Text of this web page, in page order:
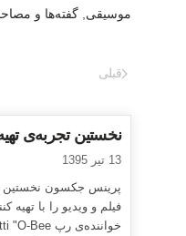
موسیقی گفته‌ها و
قبلی
نخستین تجربه‌ی
13 تیر 1395
پرینس جکسون نخستین
فیلم و ویدیو را با